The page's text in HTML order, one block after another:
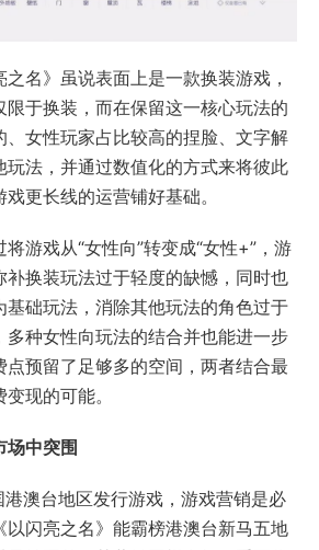
名》虽说表面上是一款换装游戏，
限于换装，而在保留这一核心玩法的
、女性玩家占比较高的捏脸、文字解
玩法，并通过数值化的方式来将彼此
更长线的运营铺好基础。
游戏从“女性向”转变成“女性+”，游
补换装玩法过于轻度的缺憾，同时也
基础玩法，消除其他玩法的角色过于
多种女性向玩法的结合并也能进一步
点预留了足够多的空间，两者结合最
现的可能。
场中突围
澳台地区发行游戏，游戏营销是必
以闪亮之名》能霸榜港澳台新马五地